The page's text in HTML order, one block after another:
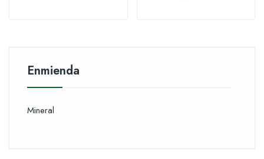
Enmienda
Mineral